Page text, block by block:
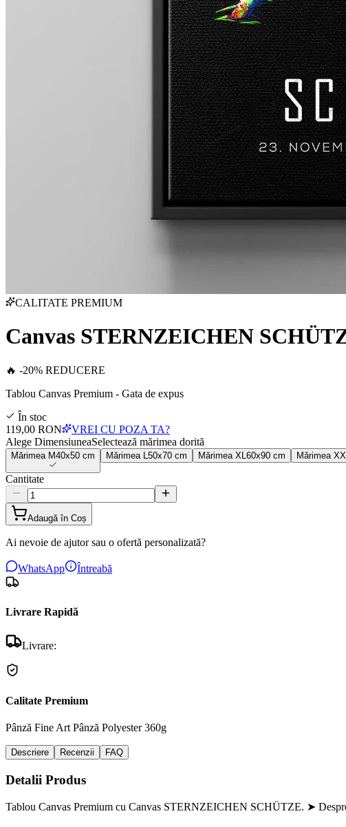
CALITATE PREMIUM
Canvas STERNZEICHEN
🔥 -20% REDUCERE
Tablou Canvas Premium - Gata de expus
În stoc
119,00 RON
VREI CU POZA TA?
Alege DimensiuneaSelectează mărimea dorită
Mărimea M40x50 cm Mărimea 50x70 cm Mărimea XL 60x90 cm Mărimea XXL
Cantitate
Adaugă în Coș
Ai nevoie de ajutor sau o ofertă personalizată?
WhatsApp Întreabă
Livrare Rapidă
Livrare:
Calitate Premium
Pânză Fine Art Pânză Polyester 360g
Descriere Recenzii FAQ
Detalii Produs
Tablou Canvas Premium cu Canvas STERNZEICHEN SCHÜTZE. ➤